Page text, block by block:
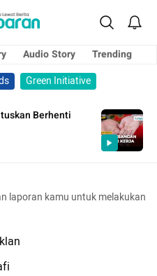
Audio Story
Trending
Green Initiative
Berhenti
laporan kamu untuk melakukan